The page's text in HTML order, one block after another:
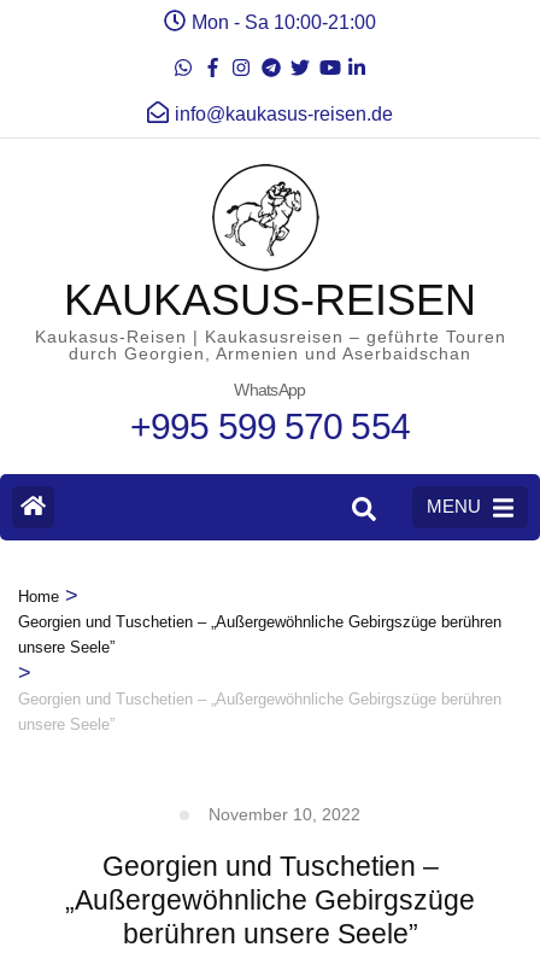
Mon - Sa 10:00-21:00
info@kaukasus-reisen.de
KAUKASUS-REISEN
Kaukasus-Reisen | Kaukasusreisen – geführte Touren
durch Georgien, Armenien und Aserbaidschan
WhatsApp
+995 599 570 554
MENU
Home >
Georgien und Tuschetien – „Außergewöhnliche Gebirgszüge berühren
unsere Seele”
>
Georgien und Tuschetien – „Außergewöhnliche Gebirgszüge berühren
unsere Seele”
November 10, 2022
Georgien und Tuschetien –
„Außergewöhnliche Gebirgszüge
berühren unsere Seele”